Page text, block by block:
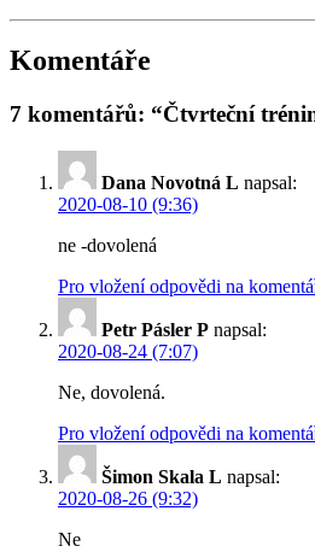
Komentáře
7 komentářů: “Čtvrteční
Dana Novotná L napsal:
2020-08-10 (9:36)
ne -dovolená
Pro vložení odpovědi na
Petr Pásler P napsal:
2020-08-24 (7:07)
Ne, dovolená.
Pro vložení odpovědi na
Šimon Skala L napsal:
2020-08-26 (9:32)
Ne